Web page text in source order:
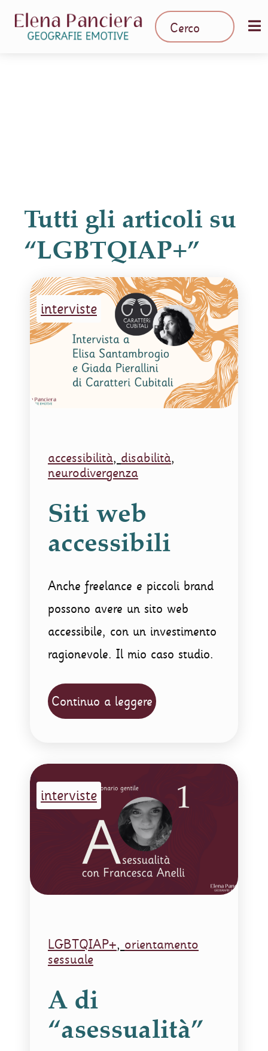
Tutti gli articoli su
“LGBTQIAP+”
interviste
accessibilità, disabilità,
neurodivergenza
Siti web
accessibili
Anche freelance e piccoli brand
possono avere un sito web
accessibile, con un investimento
ragionevole. Il mio caso studio.
Continuo a leggere
interviste
LGBTQIAP+, orientamento
sessuale
A di
“asessualità”